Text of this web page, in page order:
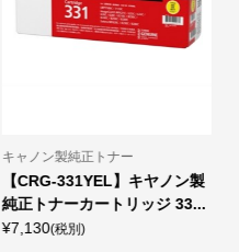
キャノン製純正トナー
【CRG-331YEL】キヤノン製
純正トナーカートリッジ 33...
¥7,130(税別)